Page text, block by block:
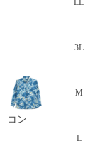
LL
3L
コン
M
L